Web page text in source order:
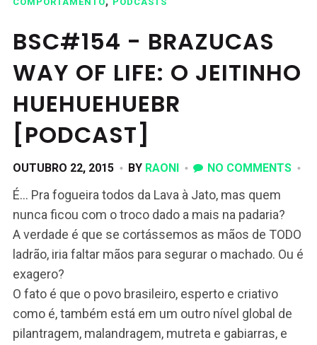
BSC#154 - BRAZUCAS
WAY OF LIFE: O JEITINHO
HUEHUEHUEBR
[PODCAST]
OUTUBRO 22, 2015 BY RAONI NO COMMENTS
É… Pra fogueira todos da Lava à Jato, mas quem
nunca ficou com o troco dado a mais na padaria?
A verdade é que se cortássemos as mãos de TODO
ladrão, iria faltar mãos para segurar o machado. Ou é
exagero?
O fato é que o povo brasileiro, esperto e criativo
como é, também está em um outro nível global de
pilantragem, malandragem, mutreta e gabiarras, e